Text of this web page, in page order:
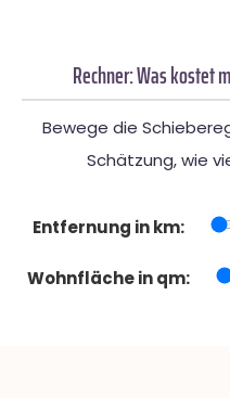
Rechner: Was kostet
Bewege die
Schätzung, wie
Entfernung in km:
Wohnfläche in qm: